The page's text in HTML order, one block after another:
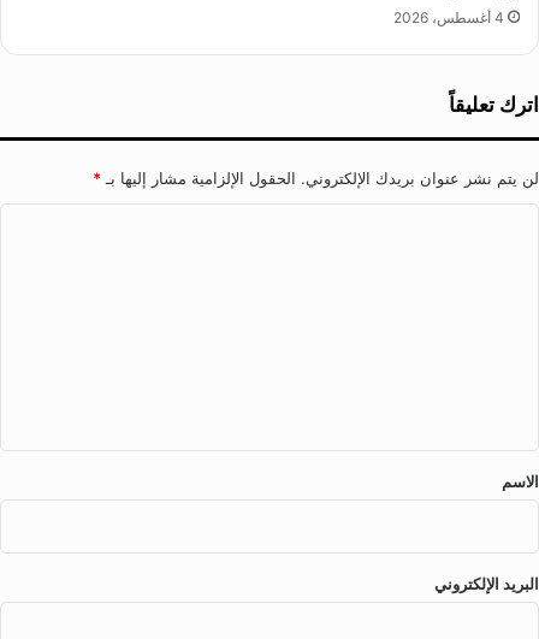
4 أغسطس، 2026
اترك تعليقاً
لن يتم نشر عنوان بريدك الإلكتروني. الحقول الإلزامية مشار إليها بـ *
*
الاسم
البريد الإلكتروني